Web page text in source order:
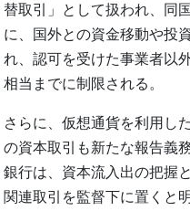
替取引」として扱われ、同
に、国外との資金移動や投
れ、認可を受けた事業者以
相当までに制限される。
さらに、仮想通貨を利用し
の資本取引も新たな報告義
銀行は、資本流入出の把握
関連取引を監督下に置くと